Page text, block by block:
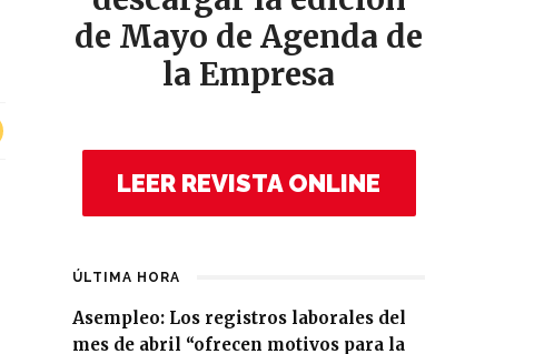
de Mayo de Agenda de
la Empresa
LEER REVISTA ONLINE
ÚLTIMA HORA
Asempleo: Los registros laborales del
mes de abril “ofrecen motivos para la